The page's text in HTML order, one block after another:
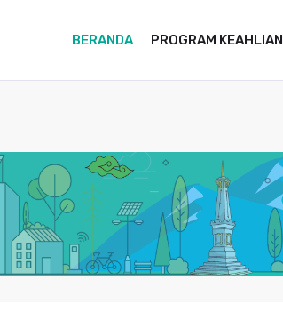
BERANDA PROGRAM KEAHLIAN